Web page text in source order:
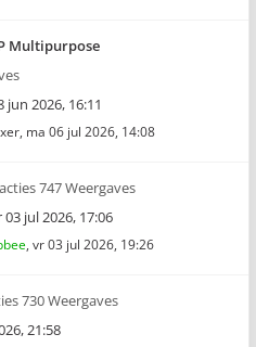
Multipurpose
jun 2026, 16:11
, ma 06 jul 2026, 14:08
747 Weergaves
03 jul 2026, 17:06
, vr 03 jul 2026, 19:26
730 Weergaves
21:58